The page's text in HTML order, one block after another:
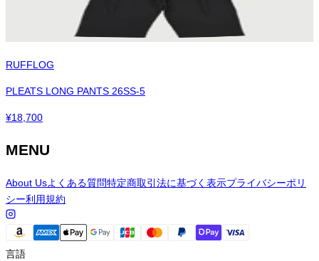
RUFFLOG
PLEATS LONG PANTS 26SS-5
¥18,700
MENU
About Usよくある質問特定商取引法に基づく表示プライバシーポリ
シー利用規約
言語